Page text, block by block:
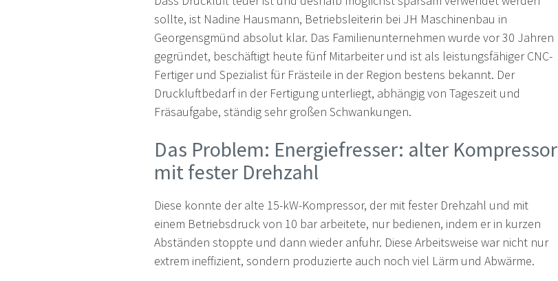
sollte, ist Nadine Hausmann, Betriebsleiterin bei JH Maschinenbau in
Georgensgmünd absolut klar. Das Familienunternehmen wurde vor 30 Jahren
gegründet, beschäftigt heute fünf Mitarbeiter und ist als leistungsfähiger CNC-
Fertiger und Spezialist für Frästeile in der Region bestens bekannt. Der
Druckluftbedarf in der Fertigung unterliegt, abhängig von Tageszeit und
Fräsaufgabe, ständig sehr großen Schwankungen.
Das Problem: Energiefresser: alter Kompressor
mit fester Drehzahl
Diese konnte der alte 15-kW-Kompressor, der mit fester Drehzahl und mit
einem Betriebsdruck von 10 bar arbeitete, nur bedienen, indem er in kurzen
Abständen stoppte und dann wieder anfuhr. Diese Arbeitsweise war nicht nur
extrem ineffizient, sondern produzierte auch noch viel Lärm und Abwärme.